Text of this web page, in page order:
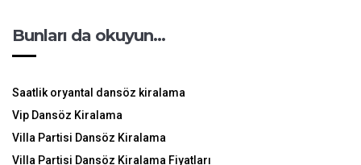
Bunları da okuyun…
Saatlik oryantal dansöz kiralama
Vip Dansöz Kiralama
Villa Partisi Dansöz Kiralama
Villa Partisi Dansöz Kiralama Fiyatları